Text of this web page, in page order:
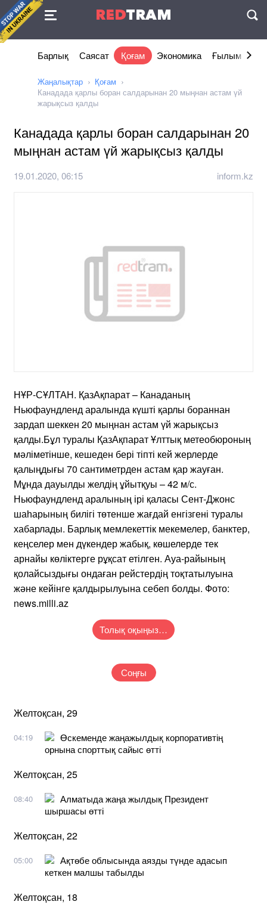
REDTRAM
Келісімі
Барлық Саясат Қоғам Экономика Ғылым және
Жаңалықтар
Қоғам
Канадада қарлы боран салдарынан 20 мыңнан астам үй
жарықсыз қалды
Канадада қарлы боран салдарынан 20
мыңнан астам үй жарықсыз қалды
19.01.2020, 06:15 inform.kz
НҰР-СҰЛТАН. ҚазАқпарат – Канаданың
Ньюфаундленд аралында күшті қарлы бораннан
зардап шеккен 20 мыңнан астам үй жарықсыз
қалды.Бұл туралы ҚазАқпарат Ұлттық метеобюроның
мәліметінше, кешеден бері тіпті кей жерлерде
қалыңдығы 70 сантиметрден астам қар жауған.
Мұнда дауылды желдің ұйытқуы – 42 м/с.
Ньюфаундленд аралының ірі қаласы Сент-Джонс
шаһарының билігі төтенше жағдай енгізгені туралы
хабарлады. Барлық мемлекеттік мекемелер, банктер,
кеңселер мен дүкендер жабық, көшелерде тек
арнайы көліктерге рұқсат етілген. Ауа-райының
қолайсыздығы ондаған рейстердің тоқтатылуына
және кейінге қалдырылуына себеп болды. Фото:
news.milli.az
Толық оқыңыз…
Соңғы
Желтоқсан, 29
04:19
Өскеменде жаңажылдық корпоративтің
орнына спорттық сайыс өтті
Желтоқсан, 25
08:40
Алматыда жаңа жылдық Президент
шыршасы өтті
Желтоқсан, 22
05:00
Ақтөбе облысында аязды түнде адасып
кеткен малшы табылды
Желтоқсан, 18